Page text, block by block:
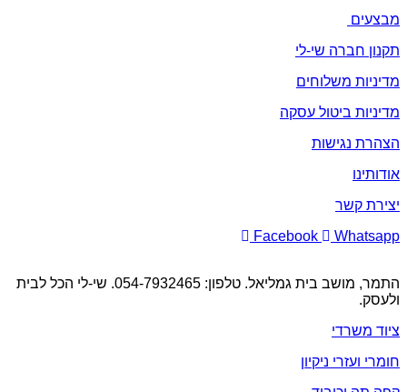
מבצעים
תקנון חברה שי-לי
מדיניות משלוחים
מדיניות ביטול עסקה
הצהרת נגישות
אודותינו
יצירת קשר
Facebook
Whatsapp
התמר, מושב בית גמליאל. טלפון: 054-7932465. שי-לי הכל לבית
ולעסק.
ציוד משרדי
חומרי ועזרי ניקיון